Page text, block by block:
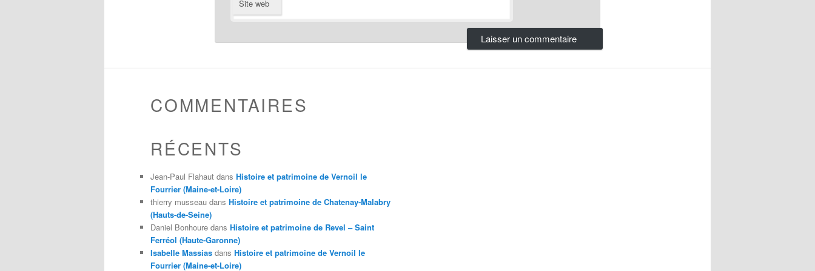
Site web
COMMENTAIRES
RÉCENTS
Jean-Paul Flahaut dans Histoire et patrimoine de Vernoil le
Fourrier (Maine-et-Loire)
thierry musseau dans Histoire et patrimoine de Chatenay-Malabry
(Hauts-de-Seine)
Daniel Bonhoure dans Histoire et patrimoine de Revel – Saint
Ferréol (Haute-Garonne)
Isabelle Massias dans Histoire et patrimoine de Vernoil le
Fourrier (Maine-et-Loire)